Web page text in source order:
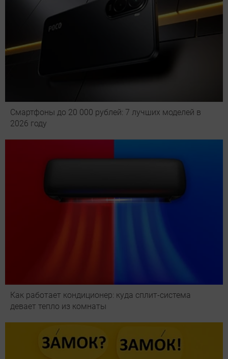
Смартфоны до 20 000 рублей: 7 лучших моделей в
2026 году
Как работает кондиционер: куда сплит-система
девает тепло из комнаты